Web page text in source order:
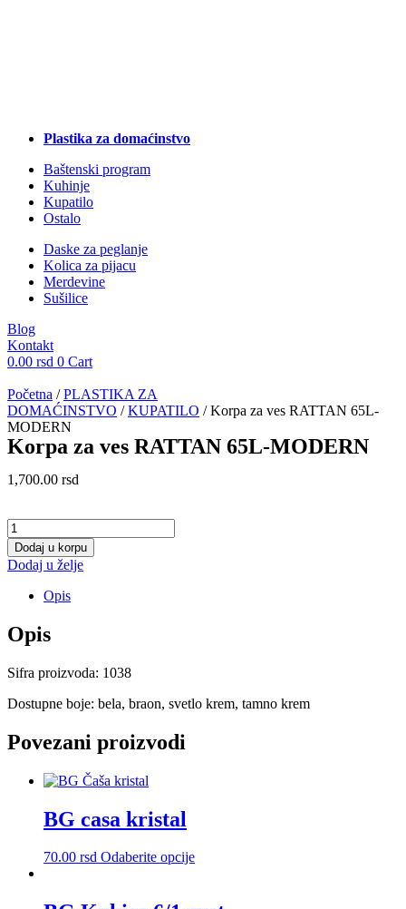
Plastika za domaćinstvo
Baštenski program
Kuhinje
Kupatilo
Ostalo
Daske za peglanje
Kolica za pijacu
Merdevine
Sušilice
Blog
Kontakt
0.00 rsd 0 Cart
Početna /PLASTIKA ZA
DOMAĆINSTVO /KUPATILO / Korpa za ves RATTAN 65L-
MODERN
Korpa za ves RATTAN 65L-MODERN
1,700.00 rsd
Korpa
za
ves
RATTAN
65L-
MODERN
količina
Dodaj u korpu
Dodaj u želje
Opis
Opis
Sifra proizvoda: 1038
Dostupne boje: bela, braon, svetlo krem, tamno krem
Povezani proizvodi
BG casa kristal
70.00 rsd Odaberite opcijeOvaj
više